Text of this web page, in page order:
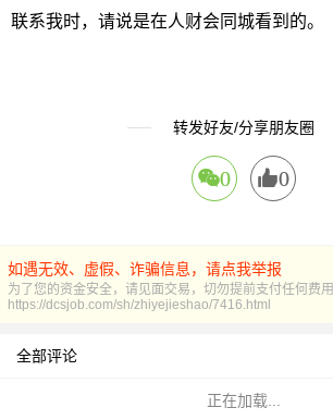
联系我时，请说是在人财会同城看到的。
转发好友/分享朋友圈
0 0
如遇无效、虚假、诈骗信息，请点我举报
为了您的资金安全，请见面交易，切勿提前支付任何费用
https://dcsjob.com/sh/zhiyejieshao/7416.html
全部评论
正在加载...